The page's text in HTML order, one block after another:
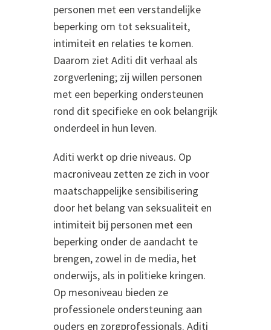
personen met een verstandelijke
beperking om tot seksualiteit,
intimiteit en relaties te komen.
Daarom ziet Aditi dit verhaal als
zorgverlening; zij willen personen
met een beperking ondersteunen
rond dit specifieke en ook belangrijk
onderdeel in hun leven.
Aditi werkt op drie niveaus. Op
macroniveau zetten ze zich in voor
maatschappelijke sensibilisering
door het belang van seksualiteit en
intimiteit bij personen met een
beperking onder de aandacht te
brengen, zowel in de media, het
onderwijs, als in politieke kringen.
Op mesoniveau bieden ze
professionele ondersteuning aan
ouders en zorgprofessionals. Aditi